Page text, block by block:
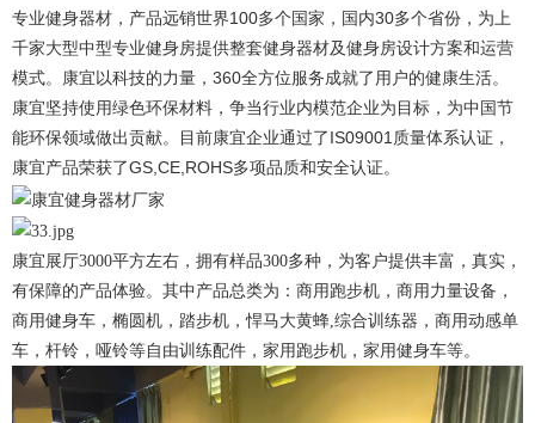
专业健身器材，产品远销世界100多个国家，国内30多个省份，为上
千家大型中型专业健身房提供整套健身器材及健身房设计方案和运营
模式。康宜以科技的力量，360全方位服务成就了用户的健康生活。
康宜坚持使用绿色环保材料，争当行业内模范企业为目标，为中国节
能环保领域做出贡献。目前康宜企业通过了IS09001质量体系认证，
康宜产品荣获了GS,CE,ROHS多项品质和安全认证。
康宜展厅3000平方左右，拥有样品300多种，为客户提供丰富，真实，
有保障的产品体验。其中产品总类为：商用跑步机，商用力量设备，
商用健身车，椭圆机，踏步机，悍马大黄蜂,综合训练器，商用动感单
车，杆铃，哑铃等自由训练配件，家用跑步机，家用健身车等。